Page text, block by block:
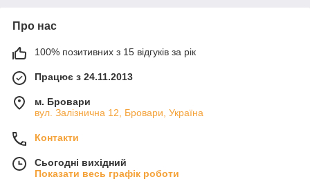
Про нас
100% позитивних з 15 відгуків за рік
Працює з 24.11.2013
м. Бровари
вул. Залізнична 12, Бровари, Україна
Контакти
Сьогодні вихідний
Показати весь графік роботи